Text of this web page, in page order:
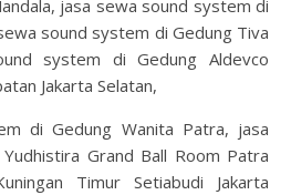
jasa sewa sound system di
sound system di Gedung Tiva
system di Gedung Aldevco
Jakarta Selatan,
di Gedung Wanita Patra, jasa
Grand Ball Room Patra
Timur Setiabudi Jakarta